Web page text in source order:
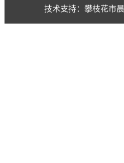
技术支持：攀枝花市